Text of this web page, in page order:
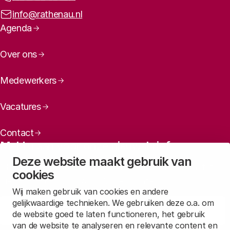
Deze website maakt gebruik van
cookies
Wij maken gebruik van cookies en andere
gelijkwaardige technieken. We gebruiken deze o.a. om
de website goed te laten functioneren, het gebruik
van de website te analyseren en relevante content en
debat.
Keizersrande);
Albert Boersen
Marleen Janssen Groesbeek(lector Avans
hogeschool);
Sjoukje Heimovaara(voormalig CEO Royal van
Santen / AWTi)
E-mailadres:
info@rathenau.nl
Paginanavigatie
Agenda
Over ons
Medewerkers
Vacatures
Contact
Meld u aan voor onze nieuwsbrief
Maandelijks een overzicht ontvangen van ons laatste
nieuws? Laat dan uw mailadres achter.
Aanmelden